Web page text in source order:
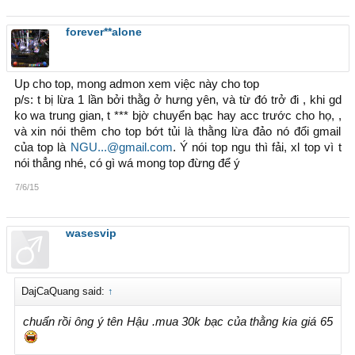
forever**alone
Up cho top, mong admon xem việc này cho top
p/s: t bị lừa 1 lần bởi thằg ở hưng yên, và từ đó trở đi , khi gd
ko wa trung gian, t *** bjờ chuyển bạc hay acc trước cho họ, ,
và xin nói thêm cho top bớt tủi là thằng lừa đảo nó đổi gmail
của top là NGU...@gmail.com. Ý nói top ngu thì fải, xl top vì t
nói thẳng nhé, có gì wá mong top đừng để ý
7/6/15
wasesvip
DajCaQuang said: ↑
chuẩn rồi ông ý tên Hậu .mua 30k bạc của thằng kia giá 65